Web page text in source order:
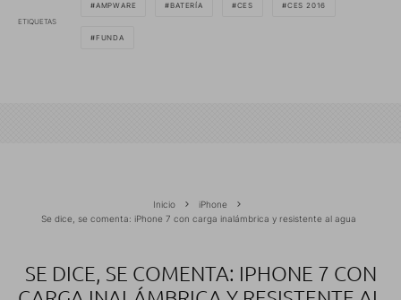
ETIQUETAS
AMPWARE BATERÍA CES CES 2016
FUNDA
Inicio
iPhone
Se dice, se comenta: iPhone 7 con carga inalámbrica y resistente al agua
SE DICE, SE COMENTA: IPHONE 7 CON